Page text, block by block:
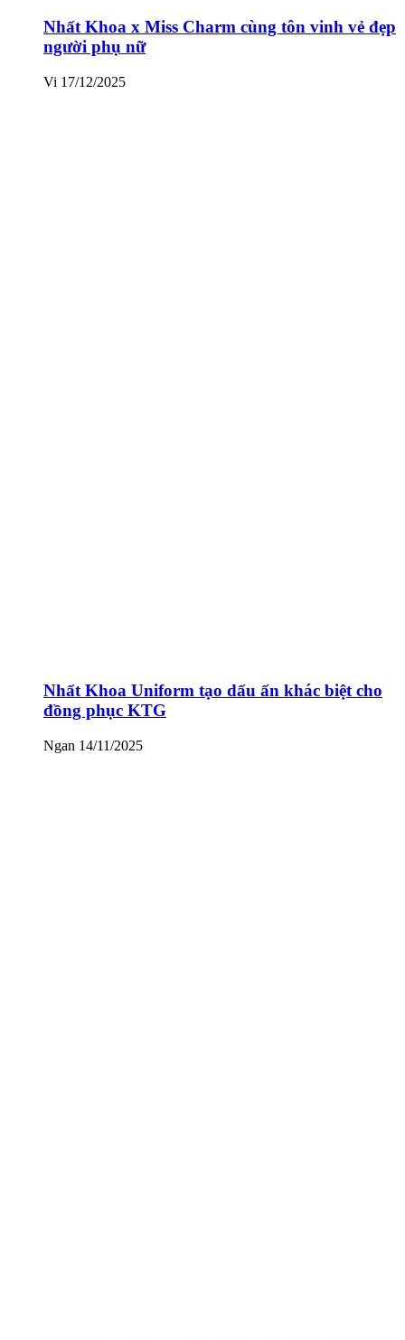
Nhất Khoa x Miss Charm cùng tôn vinh vẻ đẹp
người phụ nữ
Vi 17/12/2025
Nhất Khoa Uniform tạo dấu ấn khác biệt cho
đồng phục KTG
Ngan 14/11/2025